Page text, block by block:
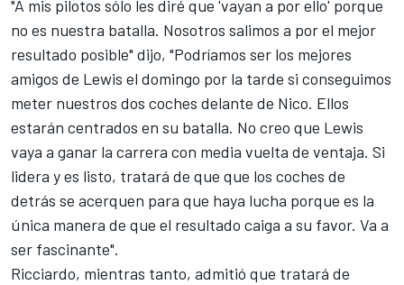
"A mis pilotos sólo les diré que 'vayan a por ello' porque
no es nuestra batalla. Nosotros salimos a por el mejor
resultado posible" dijo, "Podríamos ser los mejores
amigos de Lewis el domingo por la tarde si conseguimos
meter nuestros dos coches delante de Nico. Ellos
estarán centrados en su batalla. No creo que Lewis
vaya a ganar la carrera con media vuelta de ventaja. Si
lidera y es listo, tratará de que que los coches de
detrás se acerquen para que haya lucha porque es la
única manera de que el resultado caiga a su favor. Va a
ser fascinante".
Ricciardo, mientras tanto, admitió que tratará de